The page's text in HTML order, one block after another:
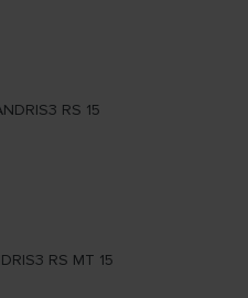
RS 15
RS MT 15